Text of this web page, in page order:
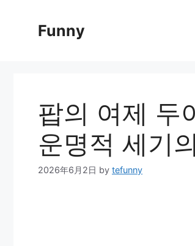
Funny
팝의 여제 두
운명적 세기
2026年6月2日 by tefunny